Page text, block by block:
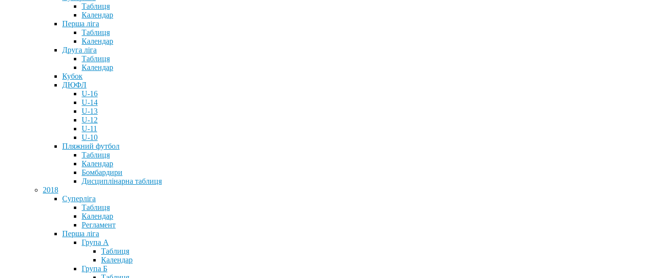
Таблиця
Календар
Перша ліга
Таблиця
Календар
Друга ліга
Таблиця
Календар
Кубок
ДЮФЛ
U-16
U-14
U-13
U-12
U-11
U-10
Пляжний футбол
Таблиця
Календар
Бомбардири
Дисциплінарна таблиця
2018
Суперліга
Таблиця
Календар
Регламент
Перша ліга
Група А
Таблиця
Календар
Група Б